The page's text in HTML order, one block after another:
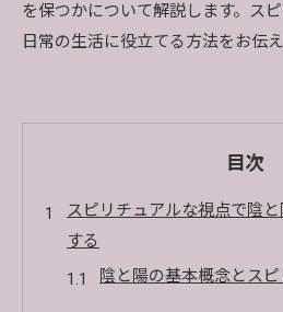
を保つかについて解説します。ス
日常の生活に役立てる方法をお伝え
目次
スピリチュアルな視点で陰
する
陰と陽の基本概念とス